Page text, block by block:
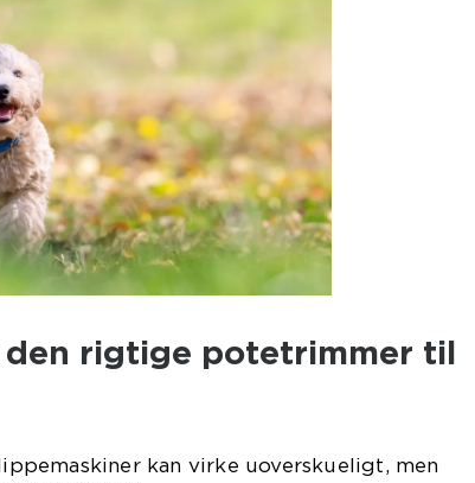
rigtige potetrimmer til
kan virke uoverskueligt, men